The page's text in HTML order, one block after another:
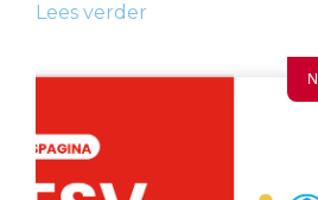
Lees verder